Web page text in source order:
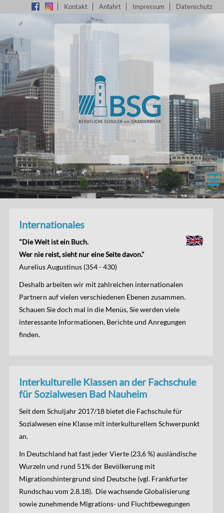
Kontakt Anfahrt Impressum Datenschutz
Internationales
"Die Welt ist ein Buch.
Wer nie reist, sieht nur eine Seite davon."
Aurelius Augustinus (354 - 430)
Deshalb arbeiten wir mit zahlreichen internationalen
Partnern auf vielen verschiedenen Ebenen zusammen.
Schauen Sie doch mal in die Menüs, Sie werden viele
interessante Informationen, Berichte und Anregungen
finden.
Interkulturelle Klassen an der Fachschule
für Sozialwesen Bad Nauheim
Seit dem Schuljahr 2017/18 bietet die Fachschule für
Sozialwesen eine Klasse mit interkulturellem Schwerpunkt
an.
In Deutschland hat fast jeder Vierte (23,6 %) ausländische
Wurzeln und rund 51% der Bevölkerung mit
Migrationshintergrund sind Deutsche (vgl. Frankfurter
Rundschau vom 2.8.18). Die wachsende Globalisierung
sowie zunehmende Migrations- und Fluchtbewegungen